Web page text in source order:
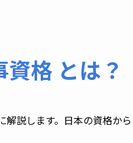
格 とは？
説します。日本の資格から